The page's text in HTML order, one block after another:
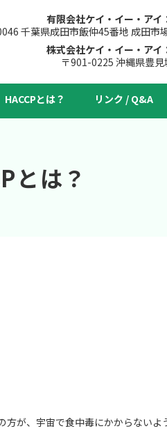
HACCPとは？ リンク / Q&A
有限会社ケイ・イー・アイ
千葉県成田市飯仲45番地 成田市
株式会社ケイ・イー・アイ
〒901-0225 沖縄県豊
とは？
方が、宇宙で食中毒にかからないよ